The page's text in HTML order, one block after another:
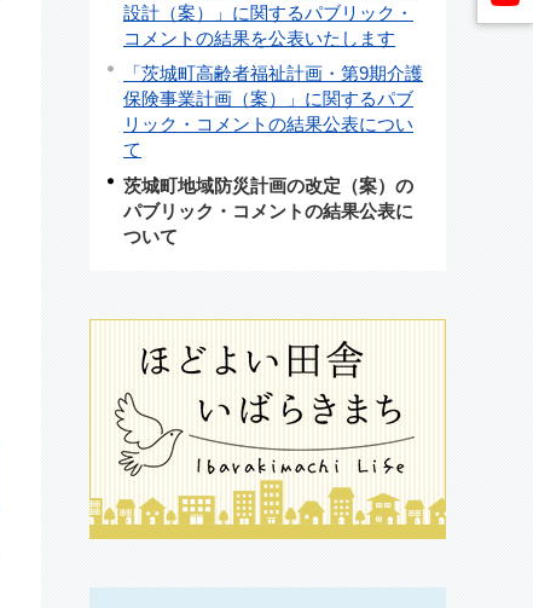
設計（案）」に関するパブリック・
コメントの結果を公表いたします
「茨城町高齢者福祉計画・第9期介護
保険事業計画（案）」に関するパブ
リック・コメントの結果公表につい
て
茨城町地域防災計画の改定（案）の
パブリック・コメントの結果公表に
ついて